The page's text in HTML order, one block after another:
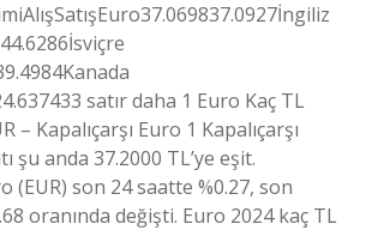
satır daha 1 Euro Kaç TL
– Kapalıçarşı Euro 1 Kapalıçarşı
şu anda 37.2000 TL’ye eşit.
(EUR) son 24 saatte %0.27, son
oranında değişti. Euro 2024 kaç TL